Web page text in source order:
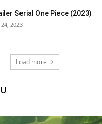
Serial One Piece (2023)
24, 2023
Load more